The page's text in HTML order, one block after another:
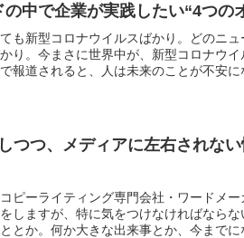
の中で企業が実践したい“4つの
も新型コロナウイルスばかり。どのニ
り。今まさに世界中が、新型コロナウ
報道されると、人は未来のことが不安に
つつ、メディアに左右されな
ピーライティング専門会社・ワードメ
しますが、特に気をつけなければならな
とか。何か大きな出来事とか、今までに